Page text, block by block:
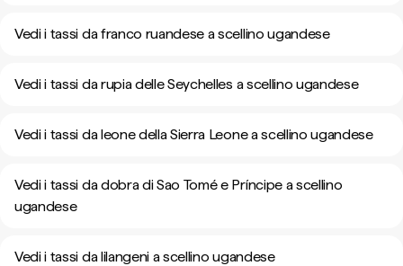
Vedi i tassi da franco ruandese a scellino ugandese
Vedi i tassi da rupia delle Seychelles a scellino ugandese
Vedi i tassi da leone della Sierra Leone a scellino ugandese
Vedi i tassi da dobra di Sao Tomé e Príncipe a scellino
ugandese
Vedi i tassi da lilangeni a scellino ugandese